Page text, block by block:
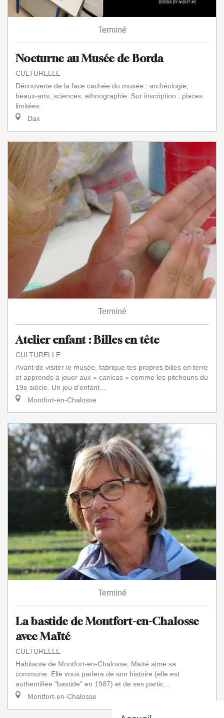
Terminé
Nocturne au Musée de Borda
CULTURELLE
Découverte de la face cachée du musée : archéologie,
beaux-arts, sciences, ethnographie. Sur inscription : places
limitées.
Dax
Terminé
Atelier enfant : Billes en tête
CULTURELLE
Avant de visiter le musée, fabrique tes propres billes en terre
et apprends à jouer aux « canicas » comme les pitchouns du
19e siècle. Un jeu d’enfant...
Montfort-en-Chalosse
Terminé
La bastide de Montfort-en-Chalosse
avec Maïté
CULTURELLE
Habitante de Montfort-en-Chalosse, Maïté aime sa
commune. Elle vous parlera de son histoire (elle est
authentifiée "bastide" en 1987) et de ses partic...
Montfort-en-Chalosse